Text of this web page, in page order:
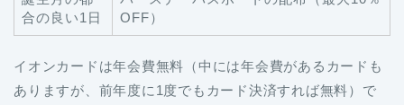
合の良い1日
OFF）
イオンカードは年会費無料（中には年会費があるカードも
ありますが、前年度に1度でもカード決済すれば無料）で